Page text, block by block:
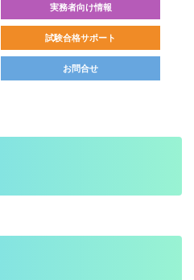
実務者向け情報
試験合格サポート
お問合せ